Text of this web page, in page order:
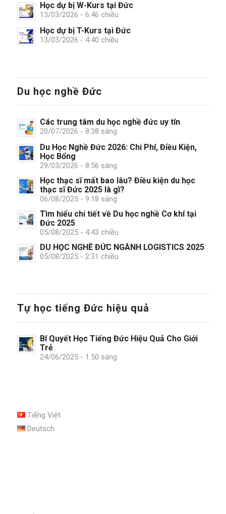
Học dự bị W-Kurs tại Đức
13/03/2026 - 6:46 chiều
Học dự bị T-Kurs tại Đức
13/03/2026 - 4:40 chiều
Du học nghề Đức
Các trung tâm du học nghề đức uy tín
20/07/2026 - 8:38 sáng
Du Học Nghề Đức 2026: Chi Phí, Điều Kiện,
Học Bổng
29/03/2026 - 8:56 sáng
Học thạc sĩ mất bao lâu? Điều kiện du học
thạc sĩ Đức 2025 là gì?
06/08/2025 - 9:18 sáng
Tìm hiểu chi tiết về Du học nghề Cơ khí tại
Đức 2025
05/08/2025 - 4:43 chiều
DU HỌC NGHỀ ĐỨC NGÀNH LOGISTICS 2025
05/08/2025 - 2:31 chiều
Tự học tiếng Đức hiệu quả
Bí Quyết Học Tiếng Đức Hiệu Quả Cho Giới
Trẻ
24/06/2025 - 1:50 sáng
Tiếng Việt
Deutsch